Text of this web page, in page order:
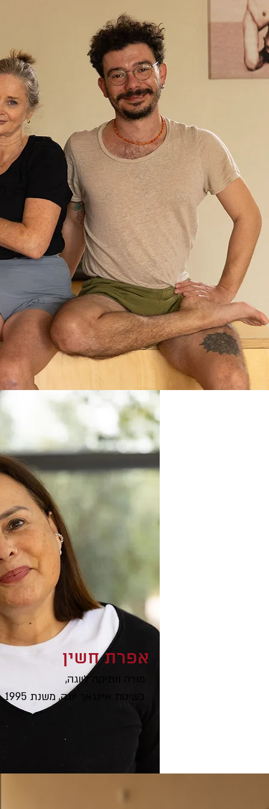
אפרת חשין
מורה וותיקה ליוגה,
בשיטת איינגאר יוגה, משנת 1995